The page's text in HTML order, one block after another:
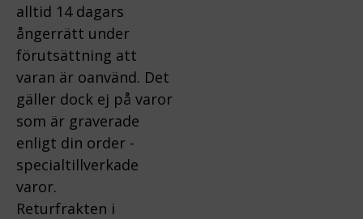
alltid 14 dagars
ångerrätt under
förutsättning att
varan är oanvänd. Det
gäller dock ej på varor
som är graverade
enligt din order -
specialtillverkade
varor.
Returfrakten i